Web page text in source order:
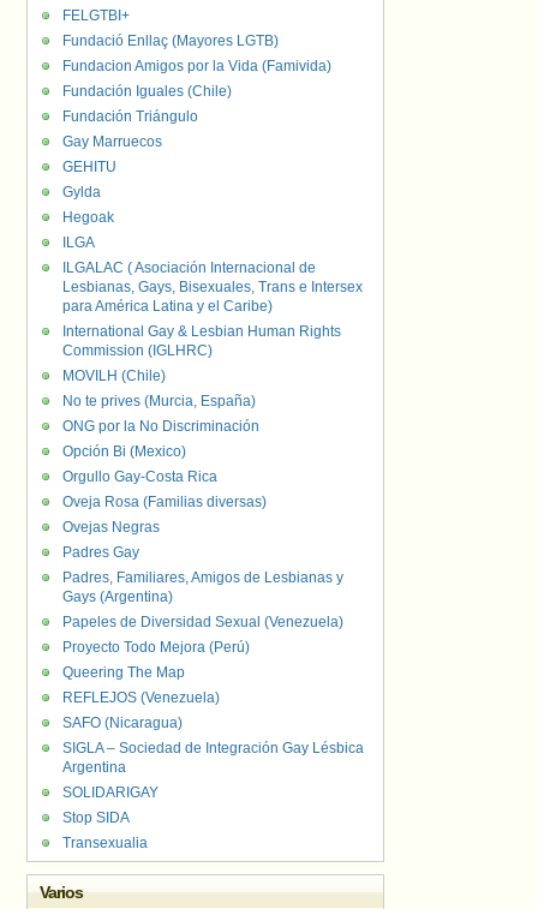
FELGTBI+
Fundació Enllaç (Mayores LGTB)
Fundacion Amigos por la Vida (Famivida)
Fundación Iguales (Chile)
Fundación Triángulo
Gay Marruecos
GEHITU
Gylda
Hegoak
ILGA
ILGALAC ( Asociación Internacional de
Lesbianas, Gays, Bisexuales, Trans e Intersex
para América Latina y el Caribe)
International Gay & Lesbian Human Rights
Commission (IGLHRC)
MOVILH (Chile)
No te prives (Murcia, España)
ONG por la No Discriminación
Opción Bi (Mexico)
Orgullo Gay-Costa Rica
Oveja Rosa (Familias diversas)
Ovejas Negras
Padres Gay
Padres, Familiares, Amigos de Lesbianas y
Gays (Argentina)
Papeles de Diversidad Sexual (Venezuela)
Proyecto Todo Mejora (Perú)
Queering The Map
REFLEJOS (Venezuela)
SAFO (Nicaragua)
SIGLA – Sociedad de Integración Gay Lésbica
Argentina
SOLIDARIGAY
Stop SIDA
Transexualia
Varios